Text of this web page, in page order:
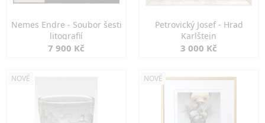
Nemes Endre - Soubor šesti
litografií
7 900 Kč
Petrovický Josef - Hrad
Karlštejn
3 000 Kč
NOVÉ NOVÉ